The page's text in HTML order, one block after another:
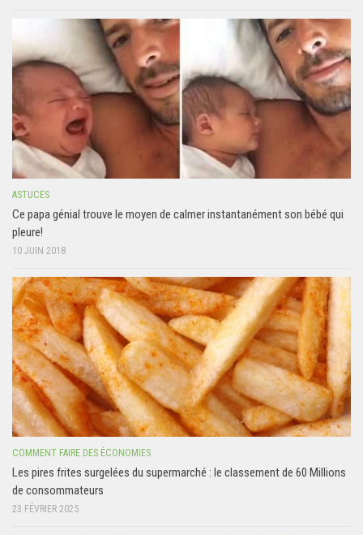
ASTUCES
Ce papa génial trouve le moyen de calmer instantanément son bébé qui
pleure!
10 JUIN 2018
COMMENT FAIRE DES ÉCONOMIES
Les pires frites surgelées du supermarché : le classement de 60 Millions
de consommateurs
23 FÉVRIER 2025